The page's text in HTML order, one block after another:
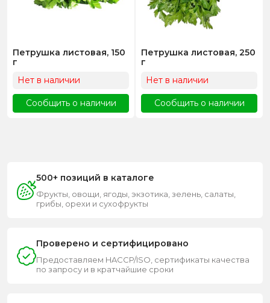
Петрушка листовая, 150
г
Нет в наличии
Сообщить о наличии
Петрушка листовая, 250
г
Нет в наличии
Сообщить о наличии
500+ позиций в каталоге
Фрукты, овощи, ягоды, экзотика, зелень, салаты,
грибы, орехи и сухофрукты
Проверено и сертифицировано
Предоставляем HACCP/ISO, сертификаты качества
по запросу и в кратчайшие сроки